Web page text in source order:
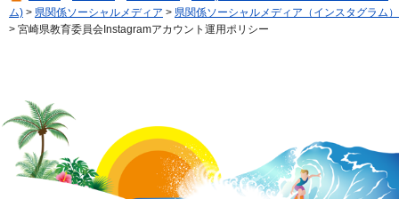
ム) > 県関係ソーシャルメディア > 県関係ソーシャルメディア（インスタグラム）
> 宮崎県教育委員会Instagramアカウント運用ポリシー